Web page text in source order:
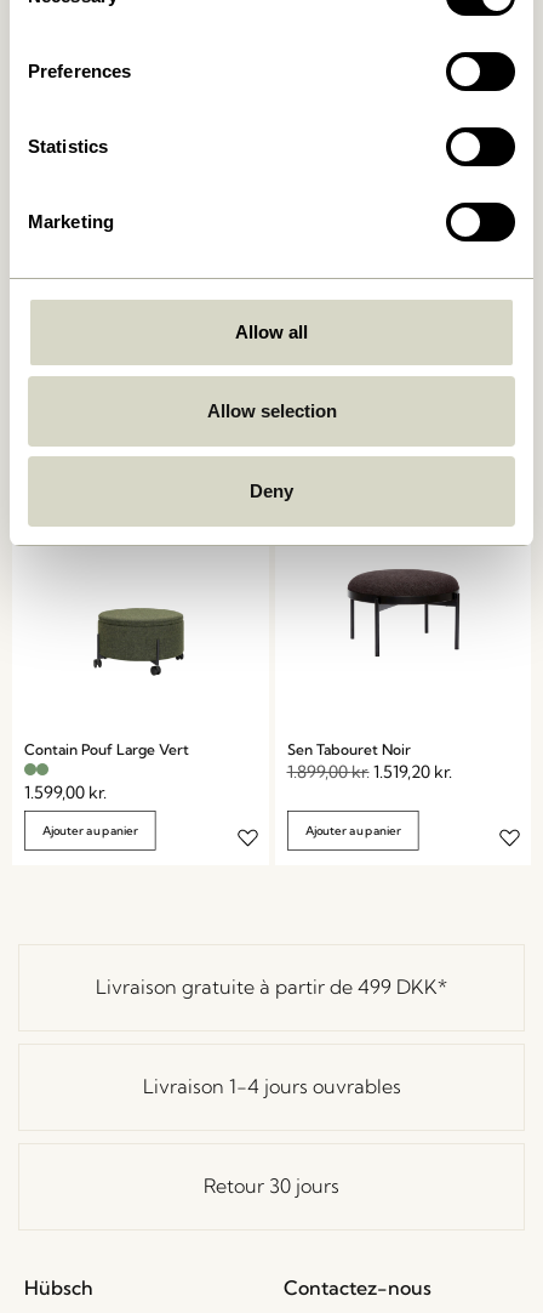
Preferences
Statistics
Marketing
Allow all
Allow selection
Deny
Bleu/ Multicoloré
Ajouter au panier
Sable/ Multicoloré
1.549,00
Ajouter au panier
Contain Pouf Large Vert
1.599,00 kr.
Ajouter au panier
Sen Tabouret Noir
1.899,00kr.1.519,20 kr.
Ajouter au panier
Livraison gratuite à partir de 499 DKK*
Livraison 1-4 jours ouvrables
Retour 30 jours
Hübsch
Contactez-nous